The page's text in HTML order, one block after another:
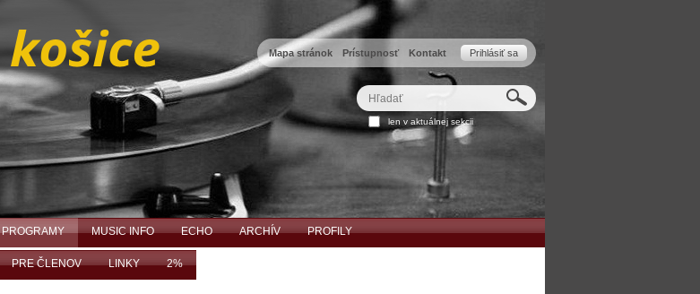
Prihlásiť sa
Mapa stránok Prístupnosť Kontakt
Hľadať
len v aktuálnej sekcii
Rozšírené
vyhľadávanie...
PROGRAMY MUSIC INFO ECHO ARCHÍV PROFILY
PRE ČLENOV LINKY 2%